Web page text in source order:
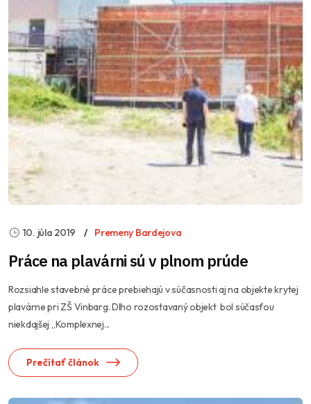
10. júla 2019 Premeny Bardejova
Práce na plavárni sú v plnom prúde
Rozsiahle stavebné práce prebiehajú v súčasnosti aj na objekte krytej
plavárne pri ZŠ Vinbarg. Dlho rozostavaný objekt bol súčasťou
niekdajšej „Komplexnej...
Prečítať článok